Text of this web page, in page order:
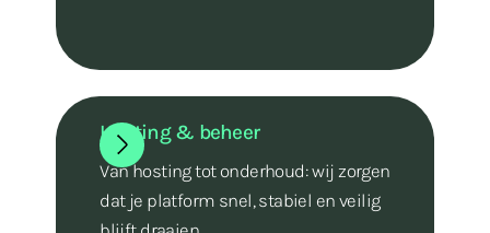
Hosting & beheer
Van hosting tot onderhoud: wij zorgen
dat je platform snel, stabiel en veilig